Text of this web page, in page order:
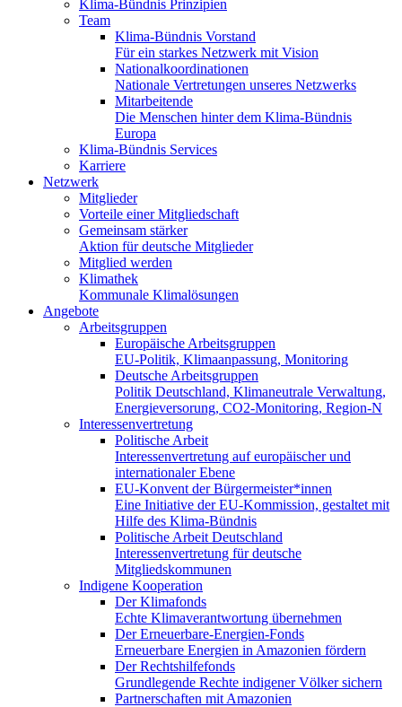
Klima-Bündnis Prinzipien
Team
Klima-Bündnis Vorstand
Für ein starkes Netzwerk mit Vision
Nationalkoordinationen
Nationale Vertretungen unseres Netzwerks
Mitarbeitende
Die Menschen hinter dem Klima-Bündnis
Europa
Klima-Bündnis Services
Karriere
Netzwerk
Mitglieder
Vorteile einer Mitgliedschaft
Gemeinsam stärker
Aktion für deutsche Mitglieder
Mitglied werden
Klimathek
Kommunale Klimalösungen
Angebote
Arbeitsgruppen
Europäische Arbeitsgruppen
EU-Politik, Klimaanpassung, Monitoring
Deutsche Arbeitsgruppen
Politik Deutschland, Klimaneutrale Verwaltung,
Energieversorung, CO2-Monitoring, Region-N
Interessenvertretung
Politische Arbeit
Interessenvertretung auf europäischer und
internationaler Ebene
EU-Konvent der Bürgermeister*innen
Eine Initiative der EU-Kommission, gestaltet mit
Hilfe des Klima-Bündnis
Politische Arbeit Deutschland
Interessenvertretung für deutsche
Mitgliedskommunen
Indigene Kooperation
Der Klimafonds
Echte Klimaverantwortung übernehmen
Der Erneuerbare-Energien-Fonds
Erneuerbare Energien in Amazonien fördern
Der Rechtshilfefonds
Grundlegende Rechte indigener Völker sichern
Partnerschaften mit Amazonien